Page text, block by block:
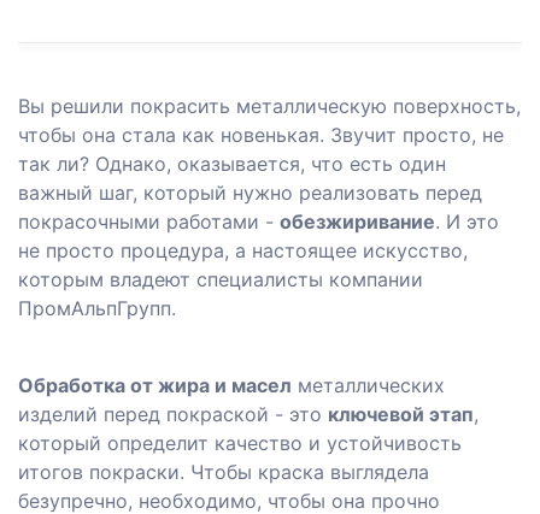
Вы решили покрасить металлическую поверхность,
чтобы она стала как новенькая. Звучит просто, не
так ли? Однако, оказывается, что есть один
важный шаг, который нужно реализовать перед
покрасочными работами - обезжиривание. И это
не просто процедура, а настоящее искусство,
которым владеют специалисты компании
ПромАльпГрупп.
Обработка от жира и масел металлических
изделий перед покраской - это ключевой этап,
который определит качество и устойчивость
итогов покраски. Чтобы краска выглядела
безупречно, необходимо, чтобы она прочно